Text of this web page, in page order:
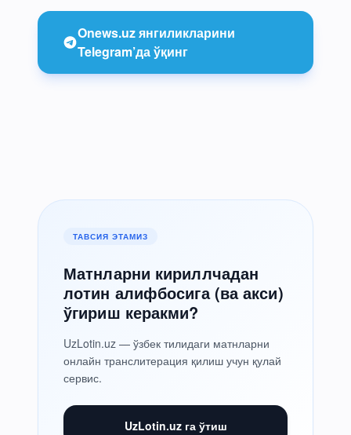
Onews.uz янгиликларини
Telegram’да ўқинг
ТАВСИЯ ЭТАМИЗ
Матнларни кириллчадан
лотин алифбосига (ва акси)
ўгириш керакми?
UzLotin.uz — ўзбек тилидаги матнларни
онлайн транслитерация қилиш учун қулай
сервис.
UzLotin.uz га ўтиш